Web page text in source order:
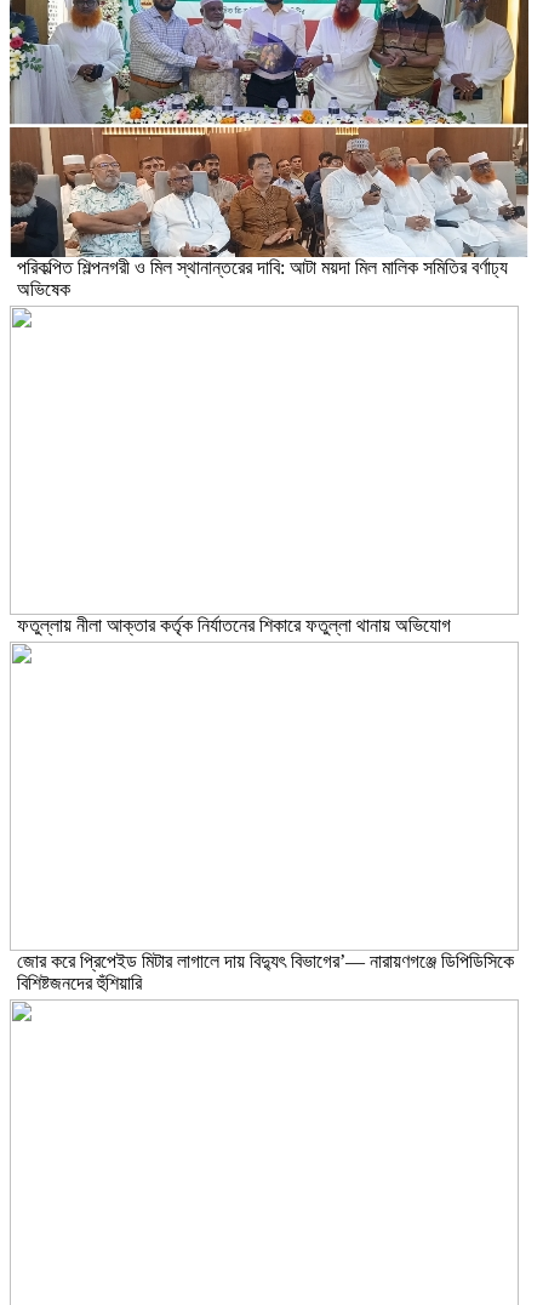
পরিকল্পিত শিল্পনগরী ও মিল স্থানান্তরের দাবি: আটা ময়দা মিল মালিক সমিতির বর্ণাঢ্য
অভিষেক
ফতুল্লায় নীলা আক্তার কর্তৃক নির্যাতনের শিকারে ফতুল্লা থানায় অভিযোগ
জোর করে প্রিপেইড মিটার লাগালে দায় বিদ্যুৎ বিভাগের’— নারায়ণগঞ্জে ডিপিডিসিকে
বিশিষ্টজনদের হুঁশিয়ারি